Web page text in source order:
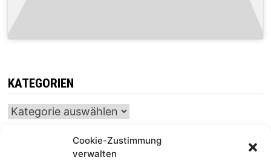
Cookie-Zustimmung
verwalten
KATEGORIEN
Kategorien